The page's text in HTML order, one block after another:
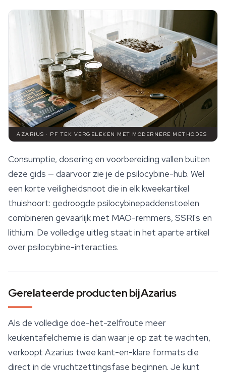
AZARIUS · PF TEK VERGELEKEN MET MODERNERE METHODES
Consumptie, dosering en voorbereiding vallen buiten
deze gids — daarvoor zie je de psilocybine-hub. Wel
een korte veiligheidsnoot die in elk kweekartikel
thuishoort: gedroogde psilocybinepaddenstoelen
combineren gevaarlijk met MAO-remmers, SSRI's en
lithium. De volledige uitleg staat in het aparte artikel
over psilocybine-interacties.
Gerelateerde producten bij Azarius
Als de volledige doe-het-zelfroute meer
keukentafelchemie is dan waar je op zat te wachten,
verkoopt Azarius twee kant-en-klare formats die
direct in de vruchtzettingsfase beginnen. Je kunt